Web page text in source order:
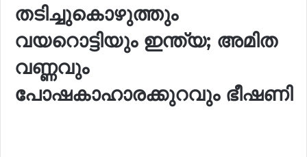
തടിച്ചുകൊഴുത്തും
വയറൊട്ടിയും ഇന്ത്യ; അമിത
വണ്ണവും
പോഷകാഹാരക്കുറവും ഭീഷണി